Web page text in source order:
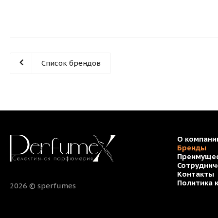
Список брендов
2026 © sperfumes
О
Бренды
Контакты
Политика